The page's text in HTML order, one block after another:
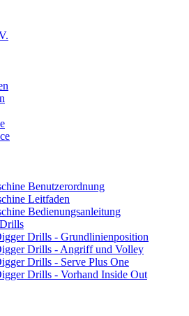
Benutzerordnung
Leitfaden
Bedienungsanleitung
Drills - Grundlinienposition
Drills - Angriff und Volley
Drills - Serve Plus One
Drills - Vorhand Inside Out